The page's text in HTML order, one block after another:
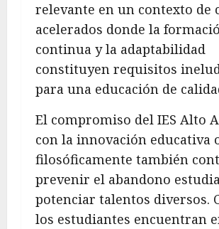
relevante en un contexto de
acelerados donde la
continua y la adaptabilidad
constituyen requisitos
para una educación de
El compromiso del IES Alto
con la innovación educativa
filosóficamente también
prevenir el abandono
potenciar talentos diversos.
los estudiantes encuentran